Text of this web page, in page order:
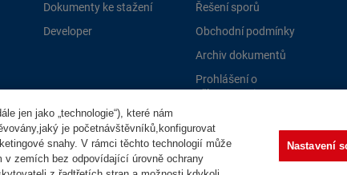
Dokumenty ke stažení
Developer
Řešení sporů
Obchodní podmínky
Archiv dokumentů
Prohlášení o
přístupnosti
jen jako „technologie“), které nám
je početnávštěvníků,konfigurovat
snahy. V rámci těchto technologií může
v zemích bez odpovídající úrovně ochrany
Nastavení